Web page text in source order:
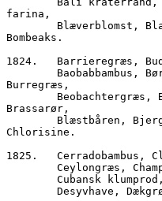
farina,
Bombeaks.
Burregræs,
Brassarør,
Chlorisine.
1825.
Ceylongræs,
Cubansk
Desyvhave,